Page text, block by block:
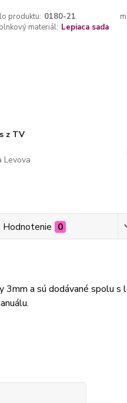
produktu: 0180-21
materiál: Lepiaca sada
z TV
Levova
Hodnotenie 0
a sú dodávané spolu s